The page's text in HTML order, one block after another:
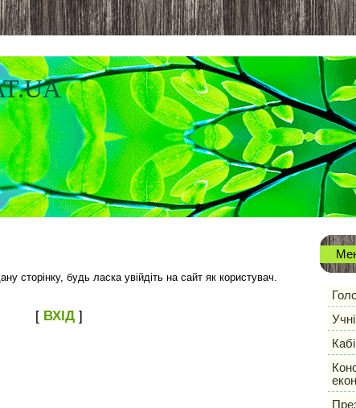
сторінку, будь ласка увійдіть на сайт як користувач.
[ ВХІД]